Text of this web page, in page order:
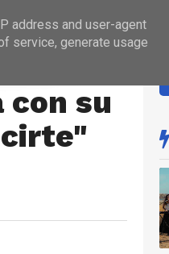
con su
address and user-agent
service, generate usage